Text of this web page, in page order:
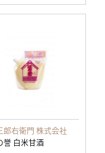
郎右衛門 株式会社
誉 白米甘酒